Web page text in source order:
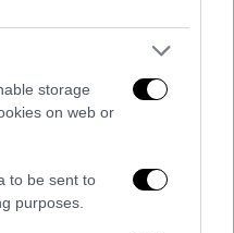
storage
on web or
to be sent to
purposes.
μπορείτε
ενοχλητικοί
έξτρα και θα
το μαρούλι γίνεται